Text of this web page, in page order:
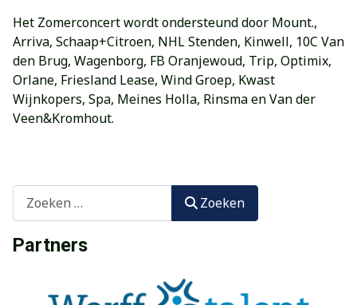
Het Zomerconcert wordt ondersteund door Mount.,
Arriva, Schaap+Citroen, NHL Stenden, Kinwell, 10C Van
den Brug, Wagenborg, FB Oranjewoud, Trip, Optimix,
Orlane, Friesland Lease, Wind Groep, Kwast
Wijnkopers, Spa, Meines Holla, Rinsma en Van der
Veen&Kromhout.
Zoeken
Zoeken
Partners